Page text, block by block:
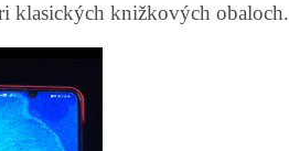
klasických knižkových obaloch.